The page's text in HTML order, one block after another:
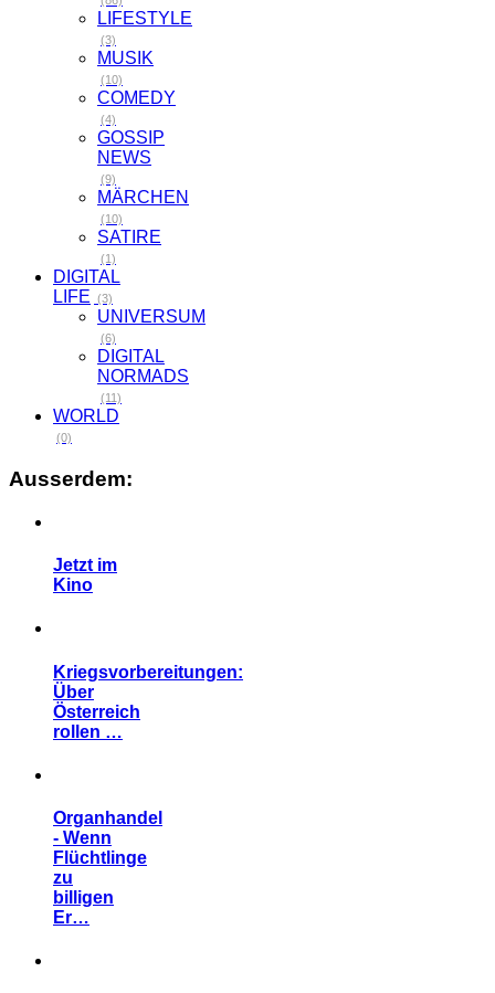
LIFESTYLE
(3)
MUSIK
(10)
COMEDY
(4)
GOSSIP
NEWS
(9)
MÄRCHEN
(10)
SATIRE
(1)
DIGITAL
LIFE (3)
UNIVERSUM
(6)
DIGITAL
NORMADS
(11)
WORLD
(0)
Ausserdem:
Jetzt im
Kino
Kriegsvorbereitungen:
Über
Österreich
rollen …
Organhandel
- Wenn
Flüchtlinge
zu
billigen
Er…